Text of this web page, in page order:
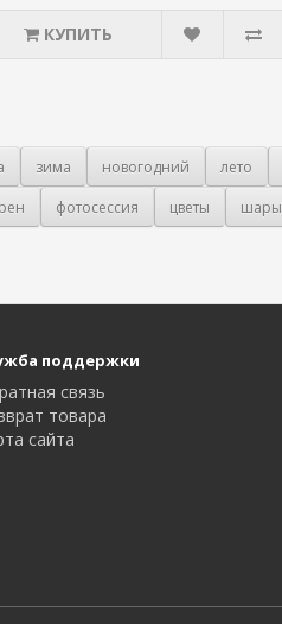
КУПИТЬ
зима новогодний лето
фотосессия цветы шары
поддержки
связь
товара
сайта